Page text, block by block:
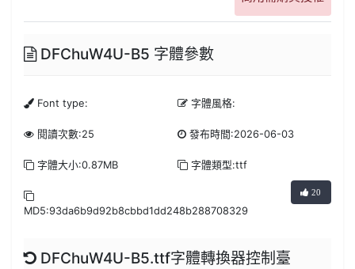
DFChuW4U-B5 字體參數
Font type: 字體風格:
閱讀次數:25 發布時間:2026-06-03
字體大小:0.87MB 字體類型:ttf
MD5:93da6b9d92b8cbbd1dd248b288708329
20
DFChuW4U-B5.ttf字體轉換器控制臺